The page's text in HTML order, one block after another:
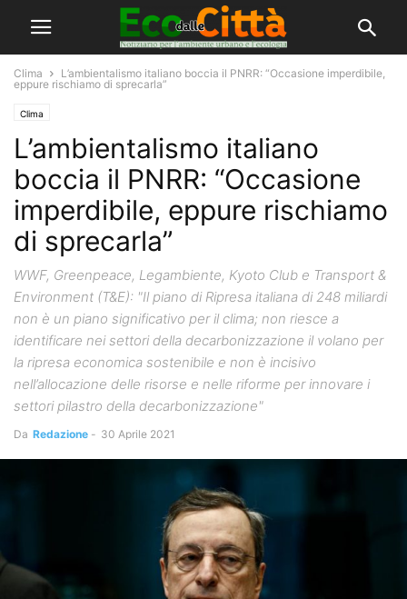
Clima
L’ambientalismo italiano boccia il PNRR: “Occasione imperdibile,
eppure rischiamo di sprecarla”
Clima
L’ambientalismo italiano
boccia il PNRR: “Occasione
imperdibile, eppure rischiamo
di sprecarla”
WWF, Greenpeace, Legambiente, Kyoto Club e Transport &
Environment (T&E): "Il piano di Ripresa italiana di 248 miliardi
non è un piano significativo per il clima; non riesce a
identificare nei settori della decarbonizzazione il volano per
la ripresa economica sostenibile e non è incisivo
nell’allocazione delle risorse e nelle riforme per innovare i
settori pilastro della decarbonizzazione"
Da Redazione - 30 Aprile 2021